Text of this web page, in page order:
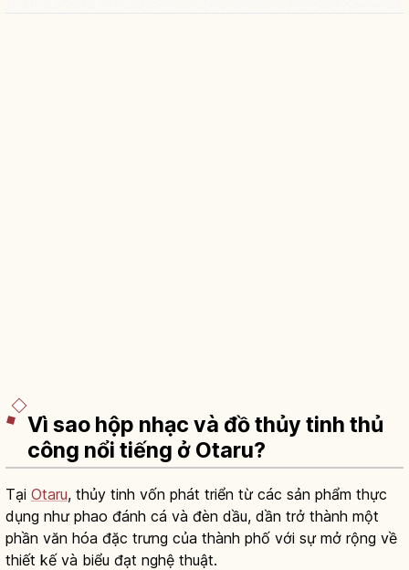
Vì sao hộp nhạc và đồ thủy tinh thủ
công nổi tiếng ở Otaru?
Tại Otaru, thủy tinh vốn phát triển từ các sản phẩm thực
dụng như phao đánh cá và đèn dầu, dần trở thành một
phần văn hóa đặc trưng của thành phố với sự mở rộng về
thiết kế và biểu đạt nghệ thuật.